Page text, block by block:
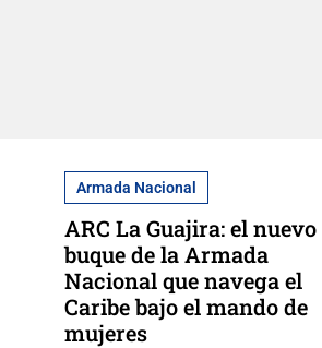
Armada Nacional
ARC La Guajira: el nuevo
buque de la Armada
Nacional que navega el
Caribe bajo el mando de
mujeres